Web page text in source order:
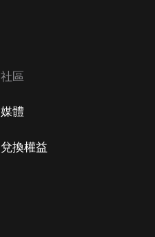
社區
媒體
兌換權益